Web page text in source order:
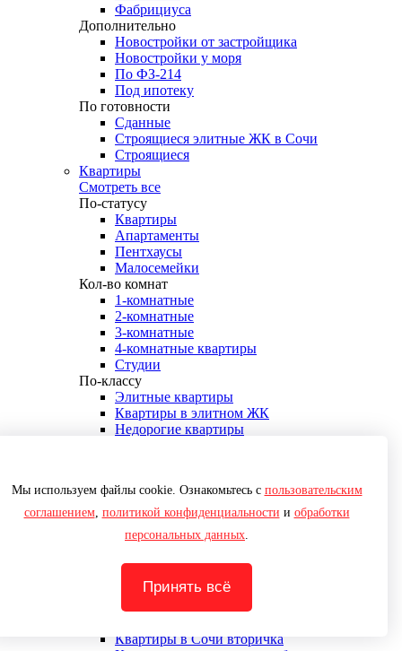
Фабрициуса
Дополнительно
Новостройки от застройщика
Новостройки у моря
По ФЗ-214
Под ипотеку
По готовности
Сданные
Строящиеся элитные ЖК в Сочи
Строящиеся
Квартиры
Смотреть все
По-статусу
Квартиры
Апартаменты
Пентхаусы
Малосемейки
Кол-во комнат
1-комнатные
2-комнатные
3-комнатные
4-комнатные квартиры
Студии
По-классу
Элитные квартиры
Квартиры в элитном ЖК
Недорогие квартиры
Аренда 2-комнатных квартир
Аренда 3-комнатных квартир
В новостройке от застройщика
Эксклюзивы
В ипотеку
Квартиры в Сочи вторичка
Мы используем файлы cookie. Ознакомьтесь с пользовательским
соглашением, политикой конфиденциальности и обработки
персональных данных
Принять всё